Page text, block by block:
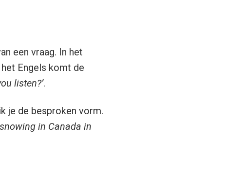
een vraag. In het
het Engels komt de
listen?’.
je de besproken vorm.
in Canada in